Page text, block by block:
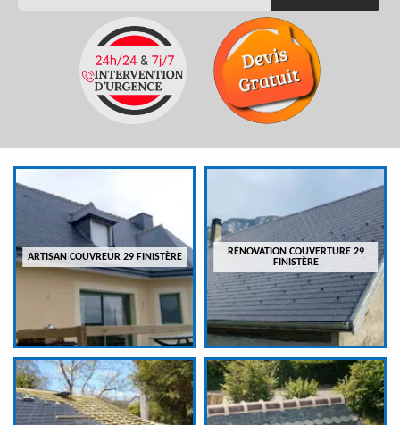
ARTISAN COUVREUR 29 FINISTÈRE
RÉNOVATION COUVERTURE 29
FINISTÈRE